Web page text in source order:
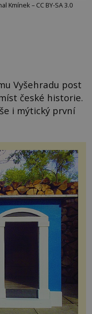
Kmínek – CC BY-SA 3.0
Vyšehradu post
české historie.
i mýtický první